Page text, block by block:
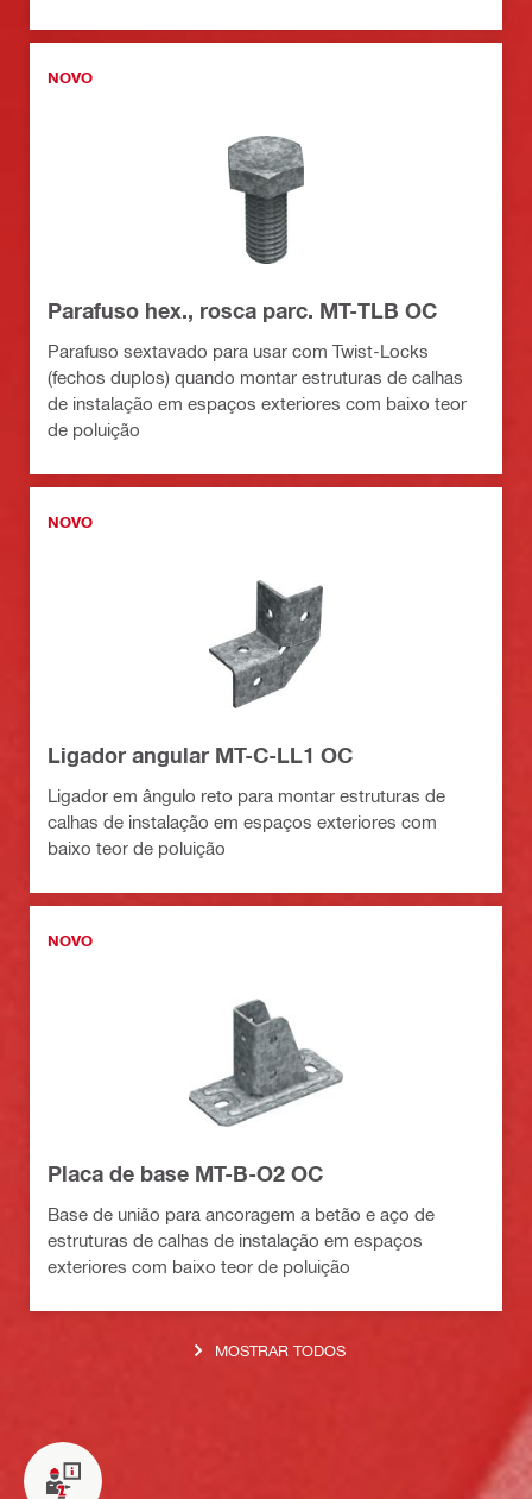
NOVO
Parafuso hex., rosca parc. MT-TLB OC
Parafuso sextavado para usar com Twist-Locks
(fechos duplos) quando montar estruturas de calhas
de instalação em espaços exteriores com baixo teor
de poluição
NOVO
Ligador angular MT-C-LL1 OC
Ligador em ângulo reto para montar estruturas de
calhas de instalação em espaços exteriores com
baixo teor de poluição
NOVO
Placa de base MT-B-O2 OC
Base de união para ancoragem a betão e aço de
estruturas de calhas de instalação em espaços
exteriores com baixo teor de poluição
MOSTRAR TODOS